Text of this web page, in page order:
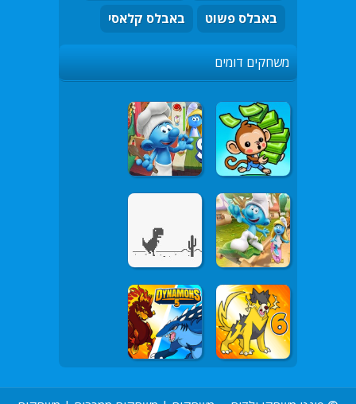
באבלס פשוט
באבלס קלאסי
משחקים דומים